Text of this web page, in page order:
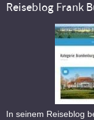
Reiseblog Frank
In seinem Reiseblog